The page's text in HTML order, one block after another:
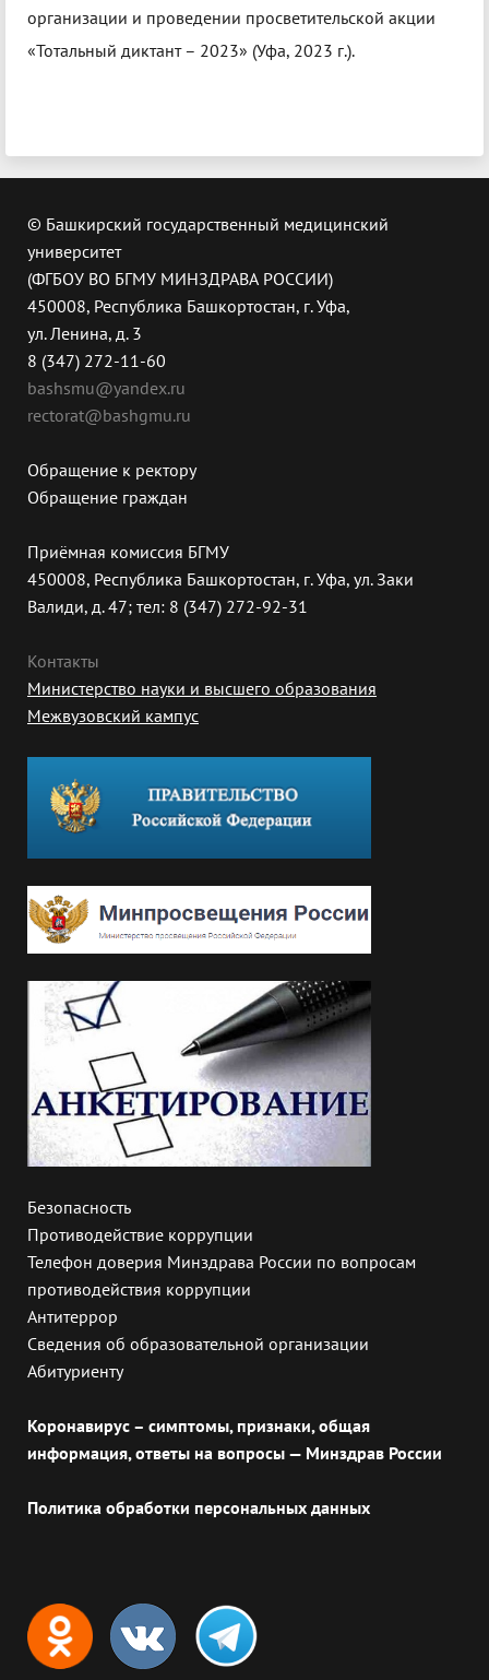
организации и проведении просветительской акции
«Тотальный диктант – 2023» (Уфа, 2023 г.).
© Башкирский государственный медицинский
университет
(ФГБОУ ВО БГМУ МИНЗДРАВА РОССИИ)
450008, Республика Башкортостан, г. Уфа,
ул. Ленина, д. 3
8 (347) 272-11-60
bashsmu@yandex.ru
rectorat@bashgmu.ru
Обращение к ректору
Обращение граждан
Приёмная комиссия БГМУ
450008, Республика Башкортостан, г. Уфа, ул. Заки
Валиди, д. 47; тел: 8 (347) 272-92-31
Контакты
Министерство науки и высшего образования
Межвузовский кампус
Безопасность
Противодействие коррупции
Телефон доверия Минздрава России по вопросам
противодействия коррупции
Антитеррор
Сведения об образовательной организации
Абитуриенту
Коронавирус – симптомы, признаки, общая
информация, ответы на вопросы — Минздрав России
Политика обработки персональных данных